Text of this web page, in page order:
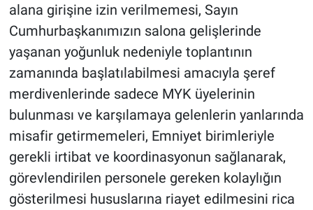
alana girişine izin verilmemesi, Sayın
Cumhurbaşkanımızın salona gelişlerinde
yaşanan yoğunluk nedeniyle toplantının
zamanında başlatılabilmesi amacıyla şeref
merdivenlerinde sadece MYK üyelerinin
bulunması ve karşılamaya gelenlerin yanlarında
misafir getirmemeleri, Emniyet birimleriyle
gerekli irtibat ve koordinasyonun sağlanarak,
görevlendirilen personele gereken kolaylığın
gösterilmesi hususlarına riayet edilmesini rica